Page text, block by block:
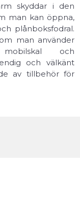
skyddar i den
man kan öppna,
plånboksfodral.
man använder
mobilskal och
och välkänt
av tillbehör för